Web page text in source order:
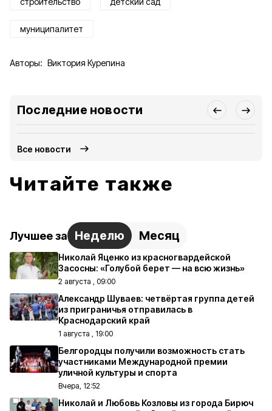
муниципалитет
Авторы: Виктория Курепина
Последние новости
Все новости
Читайте также
Лучшее за Неделю Месяц
Николай Яценко из красногвардейской
Засосны: «Голубой берет — на всю жизнь»
2 августа , 09:00
Александр Шуваев: четвёртая группа детей
из приграничья отправилась в
Краснодарский край
1 августа , 19:00
Белгородцы получили возможность стать
участниками Международной премии
уличной культуры и спорта
Вчера, 12:52
Николай и Любовь Козловы из города Бирюч